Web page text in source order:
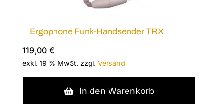
Ergophone Funk-Handsender TRX
119,00 €
exkl. 19 % MwSt. zzgl. Versand
In den Warenkorb